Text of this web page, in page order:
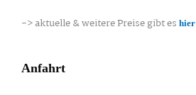
-> aktuelle & weitere Preise gibt es hier
Anfahrt